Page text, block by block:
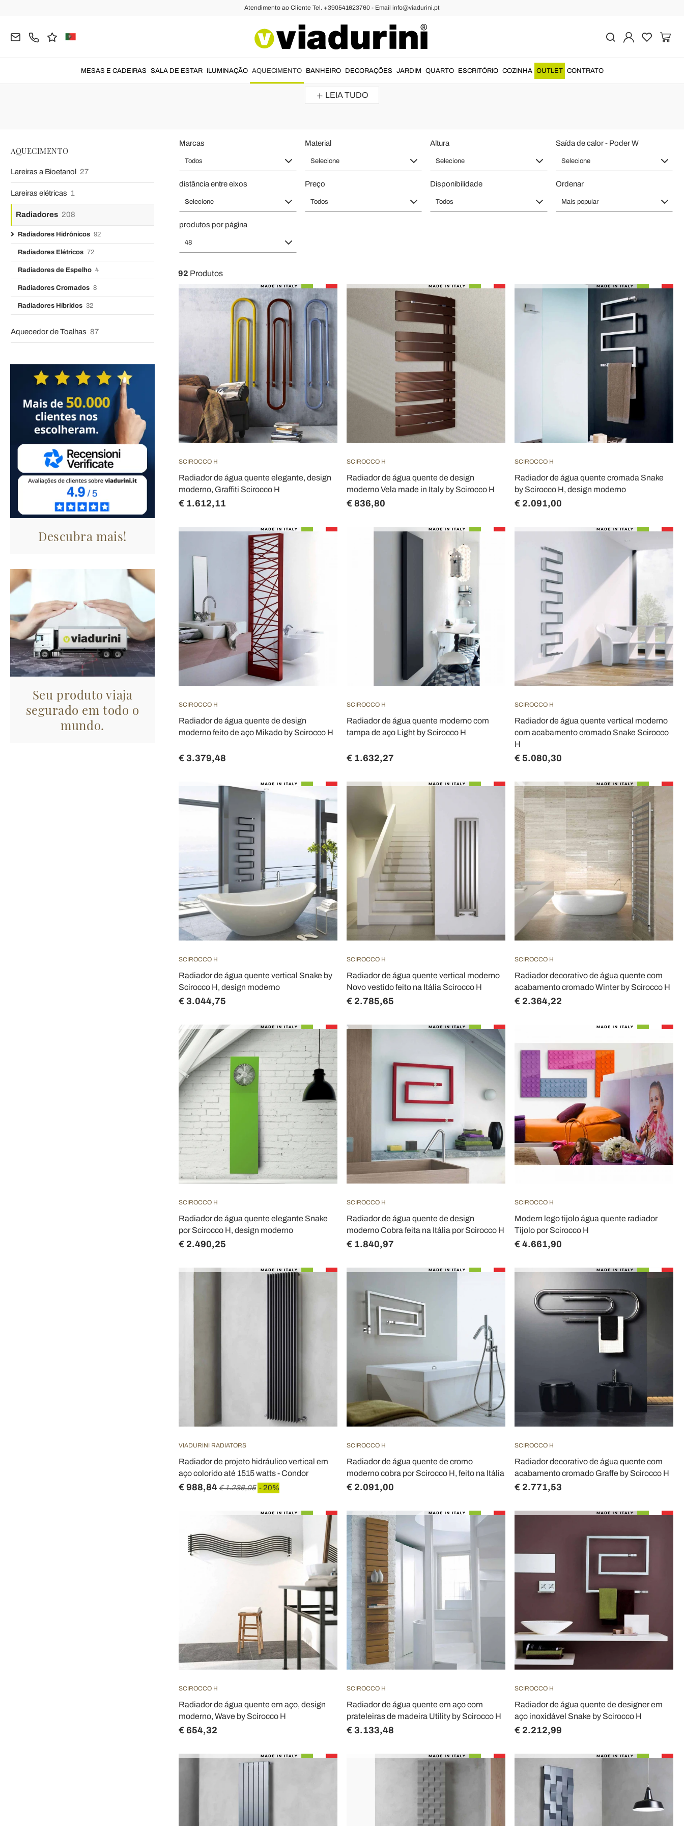
Atendimento ao Cliente Tel. +390541623760 - Email info@viadurini.pt
MESAS E CADEIRAS SALA DE ESTAR ILUMINAÇÃO AQUECIMENTO BANHEIRO DECORAÇÕES JARDIM QUARTO ESCRITÓRIO COZINHA OUTLET CONTRATO
Radiadores Modernos e Radiadores de Agua - Aquecimento Doméstico
aquecimento doméstico Radiadores de agua materiais de alta qualidade
e atenção aos detalhes para um produto único e
original. Descubra as formas e o estilo que melhor se adequam ao seu...
LEIA TUDO
AQUECIMENTO
Lareiras a Bioetanol 27
Lareiras elétricas 1
Radiadores 208
Radiadores Hidrônicos 92
Radiadores Elétricos 72
Radiadores de Espelho 4
Radiadores Cromados 8
Radiadores Híbridos 32
Aquecedor de Toalhas 87
Descubra mais!
Seu produto viaja
segurado em todo o
mundo.
Marcas
Todos
Material
Selecione
Altura
Selecione
Saída de calor - Poder W
Selecione
distância entre eixos
Selecione
Preço
Todos
Disponibilidade
Todos
Ordenar
Mais popular
produtos por página
48
92 Produtos
SCIROCCO H
Radiador de água quente elegante, design
moderno, Graffiti Scirocco H
€ 1.612,11
SCIROCCO H
Radiador de água quente de design
moderno Vela made in Italy by Scirocco H
€ 836,80
SCIROCCO H
Radiador de água quente cromada Snake
by Scirocco H, design moderno
€ 2.091,00
SCIROCCO H
Radiador de água quente de design
moderno feito de aço Mikado by Scirocco H
€ 3.379,48
SCIROCCO H
Radiador de água quente moderno com
tampa de aço Light by Scirocco H
€ 1.632,27
SCIROCCO H
Radiador de água quente vertical moderno
com acabamento cromado Snake Scirocco
H
€ 5.080,30
SCIROCCO H
Radiador de água quente vertical Snake by
Scirocco H, design moderno
€ 3.044,75
SCIROCCO H
Radiador de água quente vertical moderno
Novo vestido feito na Itália Scirocco H
€ 2.785,65
SCIROCCO H
Radiador decorativo de água quente com
acabamento cromado Winter by Scirocco H
€ 2.364,22
SCIROCCO H
Radiador de água quente elegante Snake
por Scirocco H, design moderno
€ 2.490,25
SCIROCCO H
Radiador de água quente de design
moderno Cobra feita na Itália por Scirocco H
€ 1.840,97
SCIROCCO H
Modern lego tijolo água quente radiador
Tijolo por Scirocco H
€ 4.661,90
VIADURINI RADIATORS
Radiador de projeto hidráulico vertical em
aço colorido até 1515 watts - Condor
€ 988,84€ 1.236,05 - 20%
SCIROCCO H
Radiador de água quente de cromo
moderno cobra por Scirocco H, feito na Itália
€ 2.091,00
SCIROCCO H
Radiador decorativo de água quente com
acabamento cromado Graffe by Scirocco H
€ 2.771,53
SCIROCCO H
Radiador de água quente em aço, design
moderno, Wave by Scirocco H
€ 654,32
SCIROCCO H
Radiador de água quente em aço com
prateleiras de madeira Utility by Scirocco H
€ 3.133,48
SCIROCCO H
Radiador de água quente de designer em
aço inoxidável Snake by Scirocco H
€ 2.212,99